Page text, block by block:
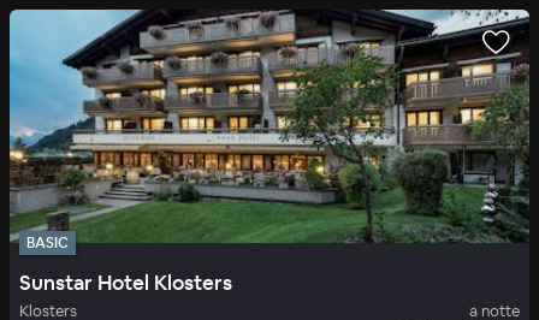
BASIC
Sunstar Hotel Klosters
Klosters
a notte